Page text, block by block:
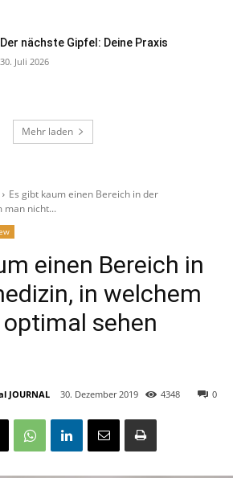
Der nächste Gipfel: Deine Praxis
30. Juli 2026
Mehr laden